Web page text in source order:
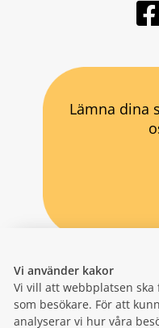
Vi använder kakor
Vi vill att webbplatsen
som besökare. För att
analyserar vi hur våra
Lämna dina